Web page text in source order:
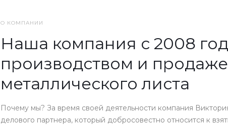
О КОМПАНИИ
Наша компания с 2008
производством и
металлического листа
Почему мы? За время своей деятельности компания
делового партнера, который добросовестно относится к